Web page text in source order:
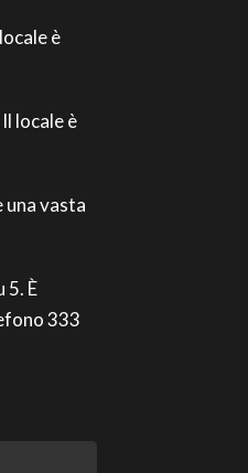
è
locale è
una vasta
5. È
333